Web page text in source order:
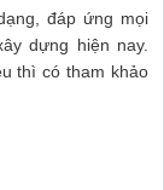
đáp ứng mọi
dựng hiện nay.
thì có tham khảo